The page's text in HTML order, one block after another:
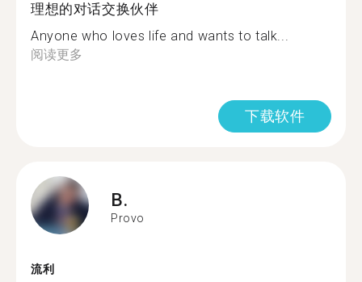
理想的对话交换伙伴
Anyone who loves life and wants to talk...
阅读更多
下载软件
B.
Provo
流利